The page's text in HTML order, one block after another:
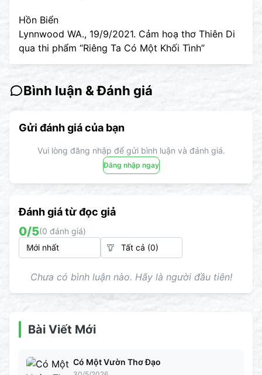
Hồn Biển
Lynnwood WA., 19/9/2021. Cảm hoạ thơ Thiên Di
qua thi phẩm “Riêng Ta Có Một Khối Tình”
Bình luận & Đánh giá
Gửi đánh giá của bạn
Vui lòng đăng nhập để gửi bình luận và đánh giá.
Đăng nhập ngay
Đánh giá từ đọc giả
0/5(0 đánh giá)
Chưa có bình luận nào. Hãy là người đầu tiên!
Bài Viết Mới
Có Một Vườn Thơ Đạo